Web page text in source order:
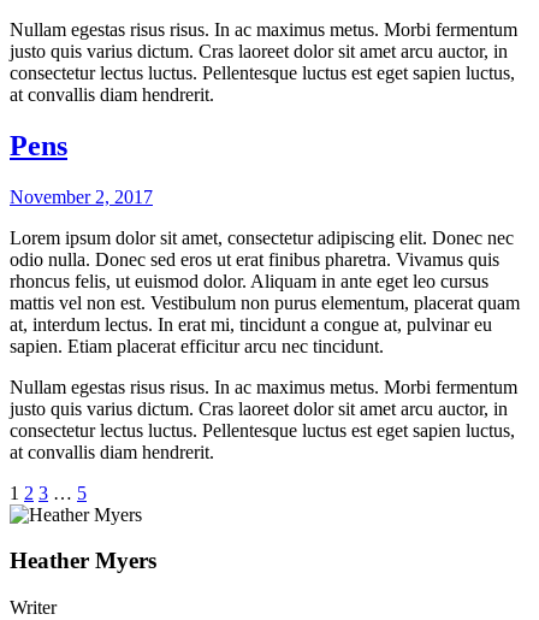
Nullam egestas risus risus. In ac maximus metus. Morbi fermentum
justo quis varius dictum. Cras laoreet dolor sit amet arcu auctor, in
consectetur lectus luctus. Pellentesque luctus est eget sapien luctus,
at convallis diam hendrerit.
Pens
November 2, 2017
Lorem ipsum dolor sit amet, consectetur adipiscing elit. Donec nec
odio nulla. Donec sed eros ut erat finibus pharetra. Vivamus quis
rhoncus felis, ut euismod dolor. Aliquam in ante eget leo cursus
mattis vel non est. Vestibulum non purus elementum, placerat quam
at, interdum lectus. In erat mi, tincidunt a congue at, pulvinar eu
sapien. Etiam placerat efficitur arcu nec tincidunt.
Nullam egestas risus risus. In ac maximus metus. Morbi fermentum
justo quis varius dictum. Cras laoreet dolor sit amet arcu auctor, in
consectetur lectus luctus. Pellentesque luctus est eget sapien luctus,
at convallis diam hendrerit.
1 2 3 … 5
Heather Myers
Writer